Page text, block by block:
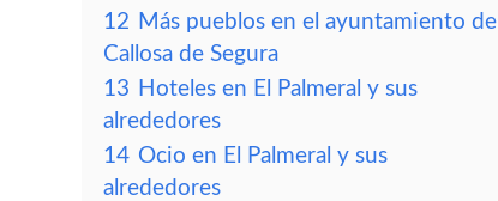
12 Más pueblos en el ayuntamiento de
Callosa de Segura
13 Hoteles en El Palmeral y sus
alrededores
14 Ocio en El Palmeral y sus
alrededores